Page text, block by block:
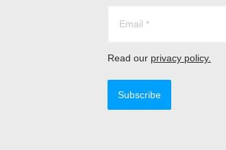
Read our privacy policy.
Subscribe